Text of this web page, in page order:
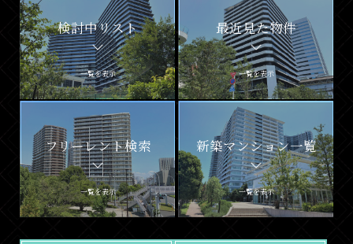
検討中リスト
一覧を表示
最近見た物件
一覧を表示
フリーレント検索
一覧を表示
新築マンション一覧
一覧を表示